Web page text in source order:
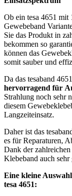
Ob ein tesa 4651 mit
Gewebeband
Sie das Produkt in
bekommen so
können das
somit sauber und
Da das tesaband
hervorragend für
Strahlung noch sehr
diesem
Langzeiteinsatz.
Daher ist das
es für Reparaturen,
Dank der
Klebeband auch
Eine kleine
tesa 4651: